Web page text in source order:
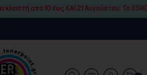
από 10 έως ΚΑΙ 21 Αυγούστου. To